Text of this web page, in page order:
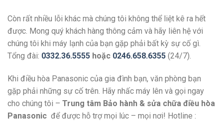
Còn rất nhiều lỗi khác mà chúng tôi không thể liệt kê ra hết
được. Mong quý khách hàng thông cảm và hãy liên hệ với
chúng tôi khi máy lạnh của bạn gặp phải bất kỳ sự cố gì.
Tổng đài: 0332.36.5555 hoặc 0246.658.6355 (24/7).
Khi điều hòa Panasonic của gia đình bạn, văn phòng bạn
gặp phải những sự cố trên. Hãy nhấc máy lên và gọi ngay
cho chúng tôi – Trung tâm Bảo hành & sửa chữa điều hòa
Panasonic để được hỗ trợ mọi lúc – mọi nơi! Hotline :